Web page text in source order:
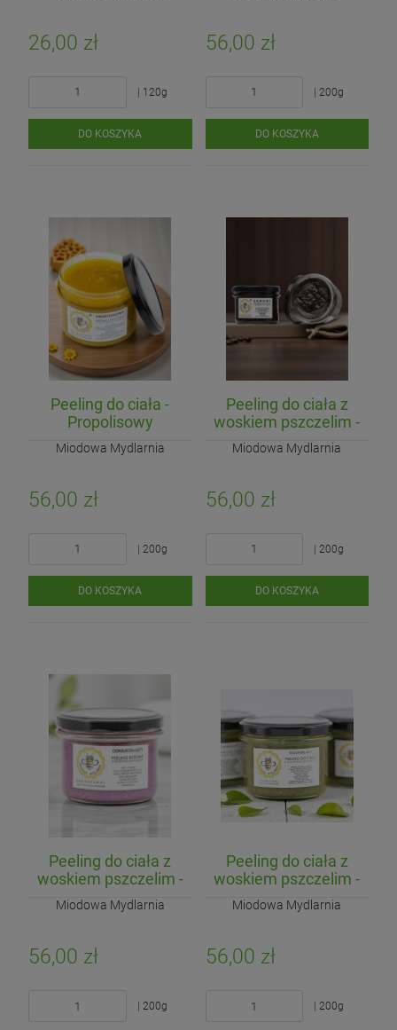
26,00 zł
| 120g
DO KOSZYKA
56,00 zł
| 200g
DO KOSZYKA
Peeling do ciała -
Propolisowy
Miodowa Mydlarnia
56,00 zł
| 200g
DO KOSZYKA
Peeling do ciała z
woskiem pszczelim -
Kawowy
Miodowa Mydlarnia
56,00 zł
| 200g
DO KOSZYKA
Peeling do ciała z
woskiem pszczelim -
Odmładzający
Miodowa Mydlarnia
56,00 zł
| 200g
Peeling do ciała z
woskiem pszczelim -
Regenerujący
Miodowa Mydlarnia
56,00 zł
| 200g